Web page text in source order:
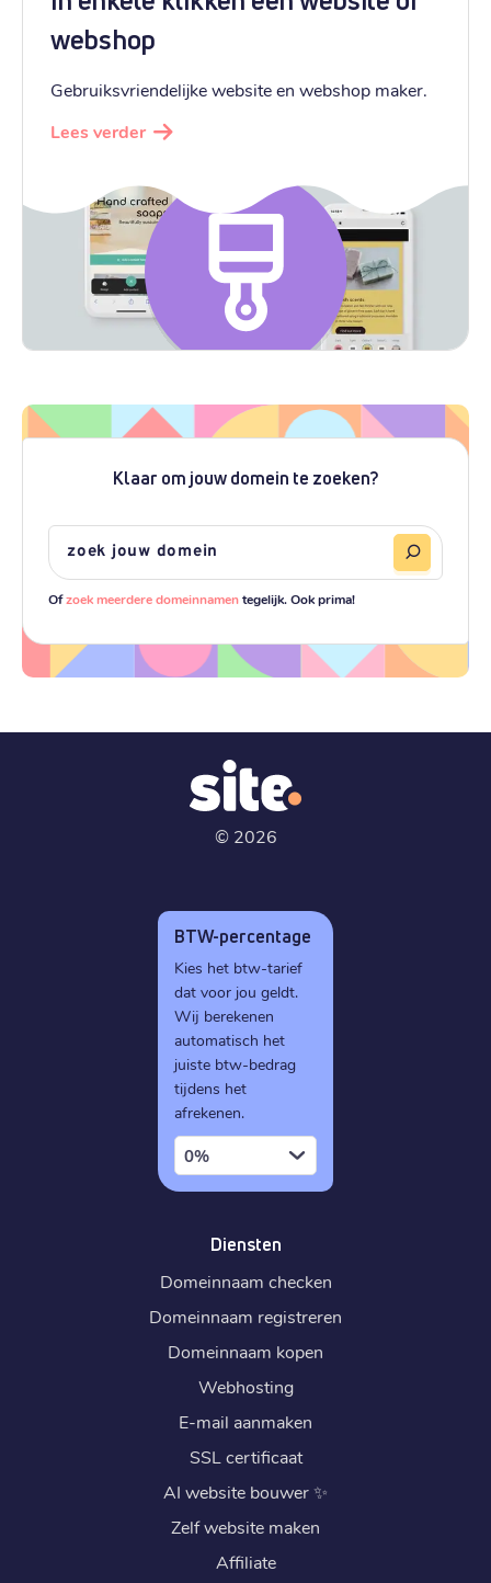
webshop
Gebruiksvriendelijke website en webshop maker.
Lees verder
Klaar om jouw domein te zoeken?
Ofzoek meerdere domeinnamentegelijk. Ook prima!
© 2026
BTW-percentage
Kies het btw-tarief
dat voor jou geldt.
Wij berekenen
automatisch het
juiste btw-bedrag
tijdens het
afrekenen.
0%
Diensten
Domeinnaam checken
Domeinnaam registreren
Domeinnaam kopen
Webhosting
E-mail aanmaken
SSL certificaat
AI website bouwer✨
Zelf website maken
Affiliate